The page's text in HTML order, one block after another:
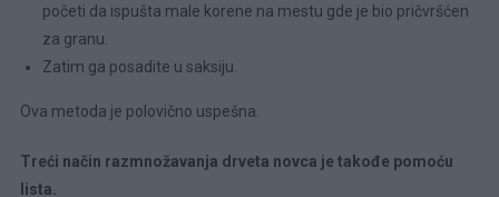
početi da ispušta male korene na mestu gde je bio pričvršćen
za granu.
Zatim ga posadite u saksiju.
Ova metoda je polovično uspešna.
Treći način razmnožavanja drveta novca je takođe pomoću
lista.